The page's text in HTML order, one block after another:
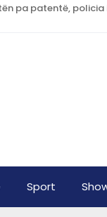
pa patentë, policia
Sport